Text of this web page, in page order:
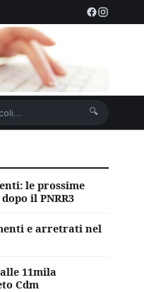
🔍
le prossime
il PNRR3
e arretrati nel
11mila
Cdm